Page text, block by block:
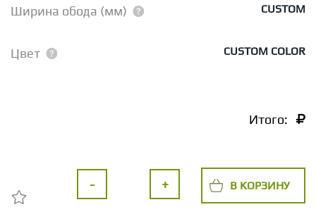
Ширина обода (мм) CUSTOM
Цвет CUSTOM COLOR
Итого:
- + В КОРЗИНУ